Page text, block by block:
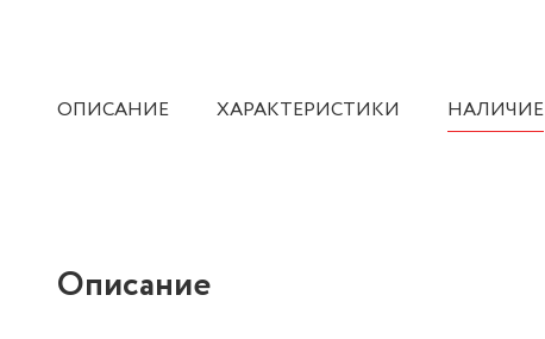
ОПИСАНИЕ ХАРАКТЕРИСТИКИ НАЛИЧИЕ
Описание